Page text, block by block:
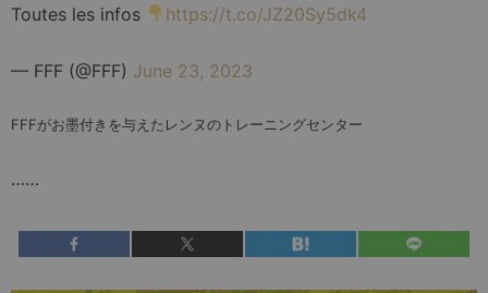
Toutes les infos https://t.co/JZ20Sy5dk4
— FFF (@FFF) June 23, 2023
FFFがお墨付きを与えたレンヌのトレーニングセンター
……